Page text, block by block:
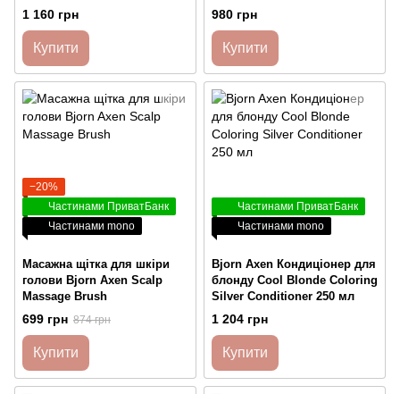
1 160 грн
Купити
200 ml
980 грн
Купити
−20%
Частинами ПриватБанк
Частинами mono
Масажна щітка для шкіри
голови Bjorn Axen Scalp
Massage Brush
699 грн 874 грн
Купити
Частинами ПриватБанк
Частинами mono
Bjorn Axen Кондиціонер для
блонду Cool Blonde Coloring
Silver Conditioner 250 мл
1 204 грн
Купити